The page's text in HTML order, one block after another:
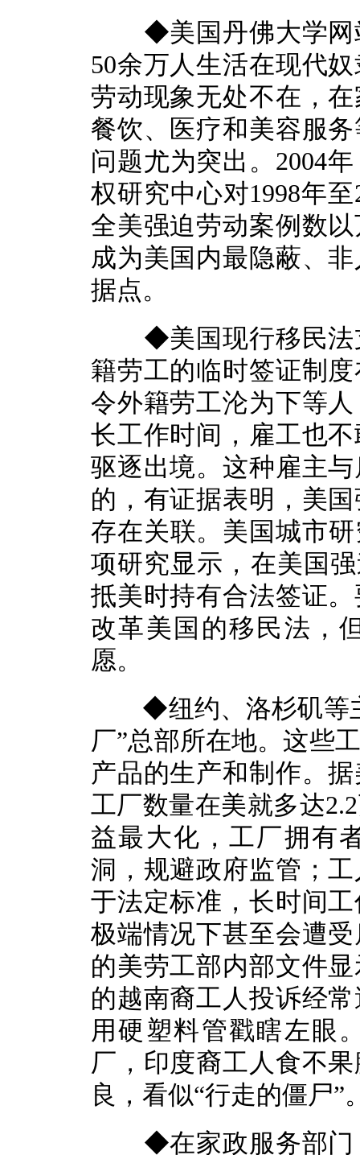
◆美国丹佛大学网
50余万人生活在现代
劳动现象无处不在，
餐饮、医疗和美容服
问题尤为突出。2004
权研究中心对1998年
全美强迫劳动案例数
成为美国内最隐蔽、
据点。
◆美国现行移民法
籍劳工的临时签证制
令外籍劳工沦为下等
长工作时间，雇工也
驱逐出境。这种雇主
的，有证据表明，美
存在关联。美国城市
项研究显示，在美国
抵美时持有合法签证
改革美国的移民法，
愿。
◆纽约、洛杉矶等主
厂”总部所在地。这些
产品的生产和制作。
工厂数量在美就多达
益最大化，工厂拥有
洞，规避政府监管；
于法定标准，长时间
极端情况下甚至会遭
的美劳工部内部文件
的越南裔工人投诉经
用硬塑料管戳瞎左眼
厂，印度裔工人食不
良，看似“行走的僵尸”
◆在家政服务部门